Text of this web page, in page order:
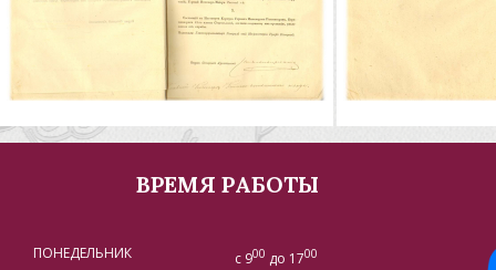
ВРЕМЯ РАБОТЫ
ПОНЕДЕЛЬНИК с 900 до 1700